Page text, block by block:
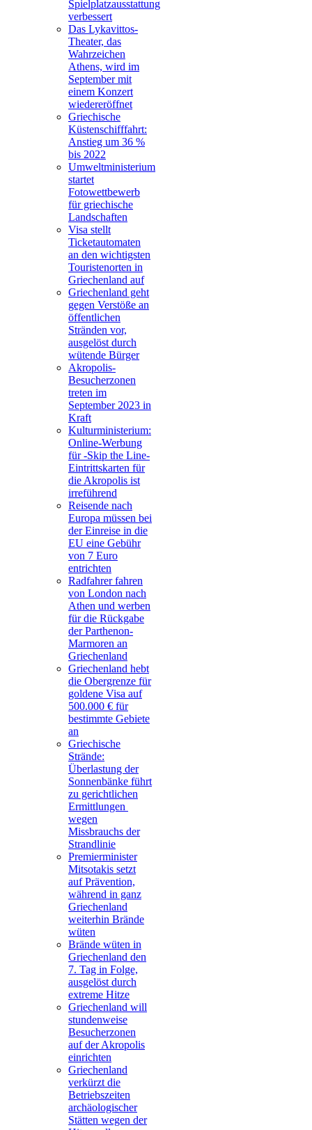
Spielplatzausstattung
verbessert
Das Lykavittos-
Theater, das
Wahrzeichen
Athens, wird im
September mit
einem Konzert
wiedereröffnet
Griechische
Küstenschifffahrt:
Anstieg um 36 %
bis 2022
Umweltministerium
startet
Fotowettbewerb
für griechische
Landschaften
Visa stellt
Ticketautomaten
an den wichtigsten
Touristenorten in
Griechenland auf
Griechenland geht
gegen Verstöße an
öffentlichen
Stränden vor,
ausgelöst durch
wütende Bürger
Akropolis-
Besucherzonen
treten im
September 2023 in
Kraft
Kulturministerium:
Online-Werbung
für -Skip the Line-
Eintrittskarten für
die Akropolis ist
irreführend
Reisende nach
Europa müssen bei
der Einreise in die
EU eine Gebühr
von 7 Euro
entrichten
Radfahrer fahren
von London nach
Athen und werben
für die Rückgabe
der Parthenon-
Marmoren an
Griechenland
Griechenland hebt
die Obergrenze für
goldene Visa auf
500.000 € für
bestimmte Gebiete
an
Griechische
Strände:
Überlastung der
Sonnenbänke führt
zu gerichtlichen
Ermittlungen
wegen
Missbrauchs der
Strandlinie
Premierminister
Mitsotakis setzt
auf Prävention,
während in ganz
Griechenland
weiterhin Brände
wüten
Brände wüten in
Griechenland den
7. Tag in Folge,
ausgelöst durch
extreme Hitze
Griechenland will
stundenweise
Besucherzonen
auf der Akropolis
einrichten
Griechenland
verkürzt die
Betriebszeiten
archäologischer
Stätten wegen der